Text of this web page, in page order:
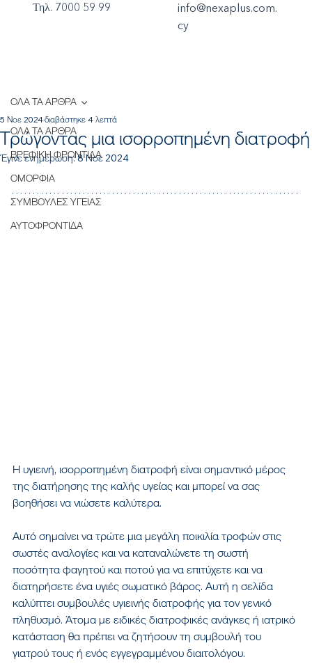
Τηλ. 7000 59 99
info@nexaplus.com.
cy
ΟΛΑ ΤΑ ΑΡΘΡΑ
ΒΡΕΦΙΚΗ ΦΡΟΝΤΙΔΑ
ΟΜΟΡΦΙΑ
ΣΥΜΒΟΥΛΕΣ ΥΓΕΙΑΣ
ΑΥΤΟΦΡΟΝΤΙΔΑ
ΟΛΑ ΤΑ ΑΡΘΡΑ
Τρώγοντας μια ισορροπημένη διατροφή
5 Νοε 2024διαβάστηκε 4 λεπτά
Έγινε ενημέρωση:8 Νοε 2024
Η υγιεινή, ισορροπημένη διατροφή είναι σημαντικό μέρος
της διατήρησης της καλής υγείας και μπορεί να σας
βοηθήσει να νιώσετε καλύτερα.
Αυτό σημαίνει να τρώτε μια μεγάλη ποικιλία τροφών στις
σωστές αναλογίες και να καταναλώνετε τη σωστή
ποσότητα φαγητού και ποτού για να επιτύχετε και να
διατηρήσετε ένα υγιές σωματικό βάρος. Αυτή η σελίδα
καλύπτει συμβουλές υγιεινής διατροφής για τον γενικό
πληθυσμό. Άτομα με ειδικές διατροφικές ανάγκες ή ιατρικό
κατάσταση θα πρέπει να ζητήσουν τη συμβουλή του
γιατρού τους ή ενός εγγεγραμμένου διαιτολόγου.